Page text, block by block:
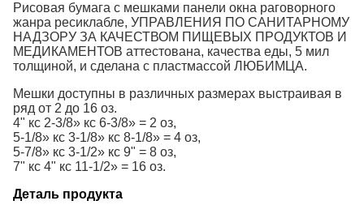
Рисовая бумага с мешками панели окна раговорного
жанра ресиклабле, УПРАВЛЕНИЯ ПО САНИТАРНОМУ
НАДЗОРУ ЗА КАЧЕСТВОМ ПИЩЕВЫХ ПРОДУКТОВ И
МЕДИКАМЕНТОВ аттестована, качества еды, 5 мил
толщиной, и сделана с пластмассой ЛЮБИМЦА.
Мешки доступны в различных размерах выстраивая в
ряд от 2 до 16 оз.
4" кс 2-3/8» кс 6-3/8» = 2 оз,
5-1/8» кс 3-1/8» кс 8-1/8» = 4 оз,
5-7/8» кс 3-1/2» кс 9" = 8 оз,
7" кс 4" кс 11-1/2» = 16 оз.
Деталь продукта